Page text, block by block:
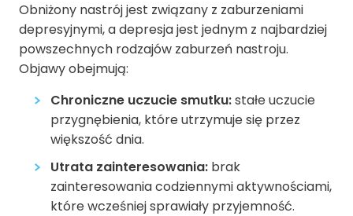
Obniżony nastrój jest związany z zaburzeniami
depresyjnymi, a depresja jest jednym z najbardziej
powszechnych rodzajów zaburzeń nastroju.
Objawy obejmują:
Chroniczne uczucie smutku:stałe uczucie
przygnębienia, które utrzymuje się przez
większość dnia.
Utrata zainteresowania: brak
zainteresowania codziennymi aktywnościami,
które wcześniej sprawiały przyjemność.